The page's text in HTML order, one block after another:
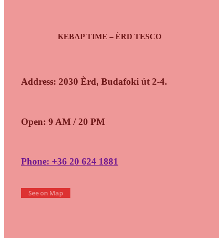
KEBAP TIME – ÈRD TESCO
Address: 2030 Èrd, Budafoki út 2-4.
Open: 9 AM / 20 PM
Phone: +36 20 624 1881
See on Map